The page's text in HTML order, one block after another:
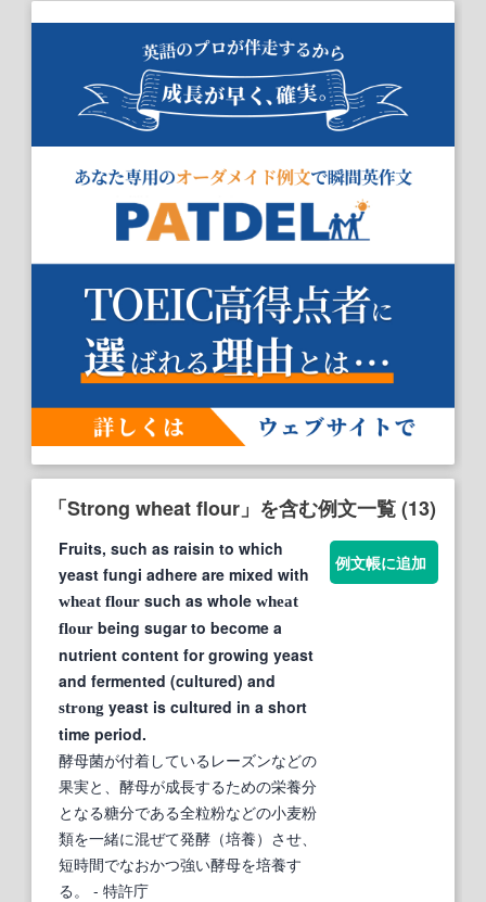
「Strong wheat flour」を含む例文一覧 (13)
Fruits, such as raisin to which
yeast fungi adhere are mixed with
wheat flour such as whole wheat
flour being sugar to become a
nutrient content for growing yeast
and fermented (cultured) and
strong yeast is cultured in a short
time period.
酵母菌が付着しているレーズンなどの
果実と、酵母が成長するための栄養分
となる糖分である全粒粉などの小麦粉
類を一緒に混ぜて発酵（培養）させ、
短時間でなおかつ強い酵母を培養す
る。
- 特許庁
例文帳に追加